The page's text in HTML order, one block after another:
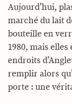
Aujourd’hui,
marché du lait
bouteille en
1980, mais
endroits
remplir alors
porte : une